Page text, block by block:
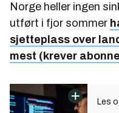
Norge heller ingen
utført i fjor sommer
sjetteplass over
mest (krever
Les